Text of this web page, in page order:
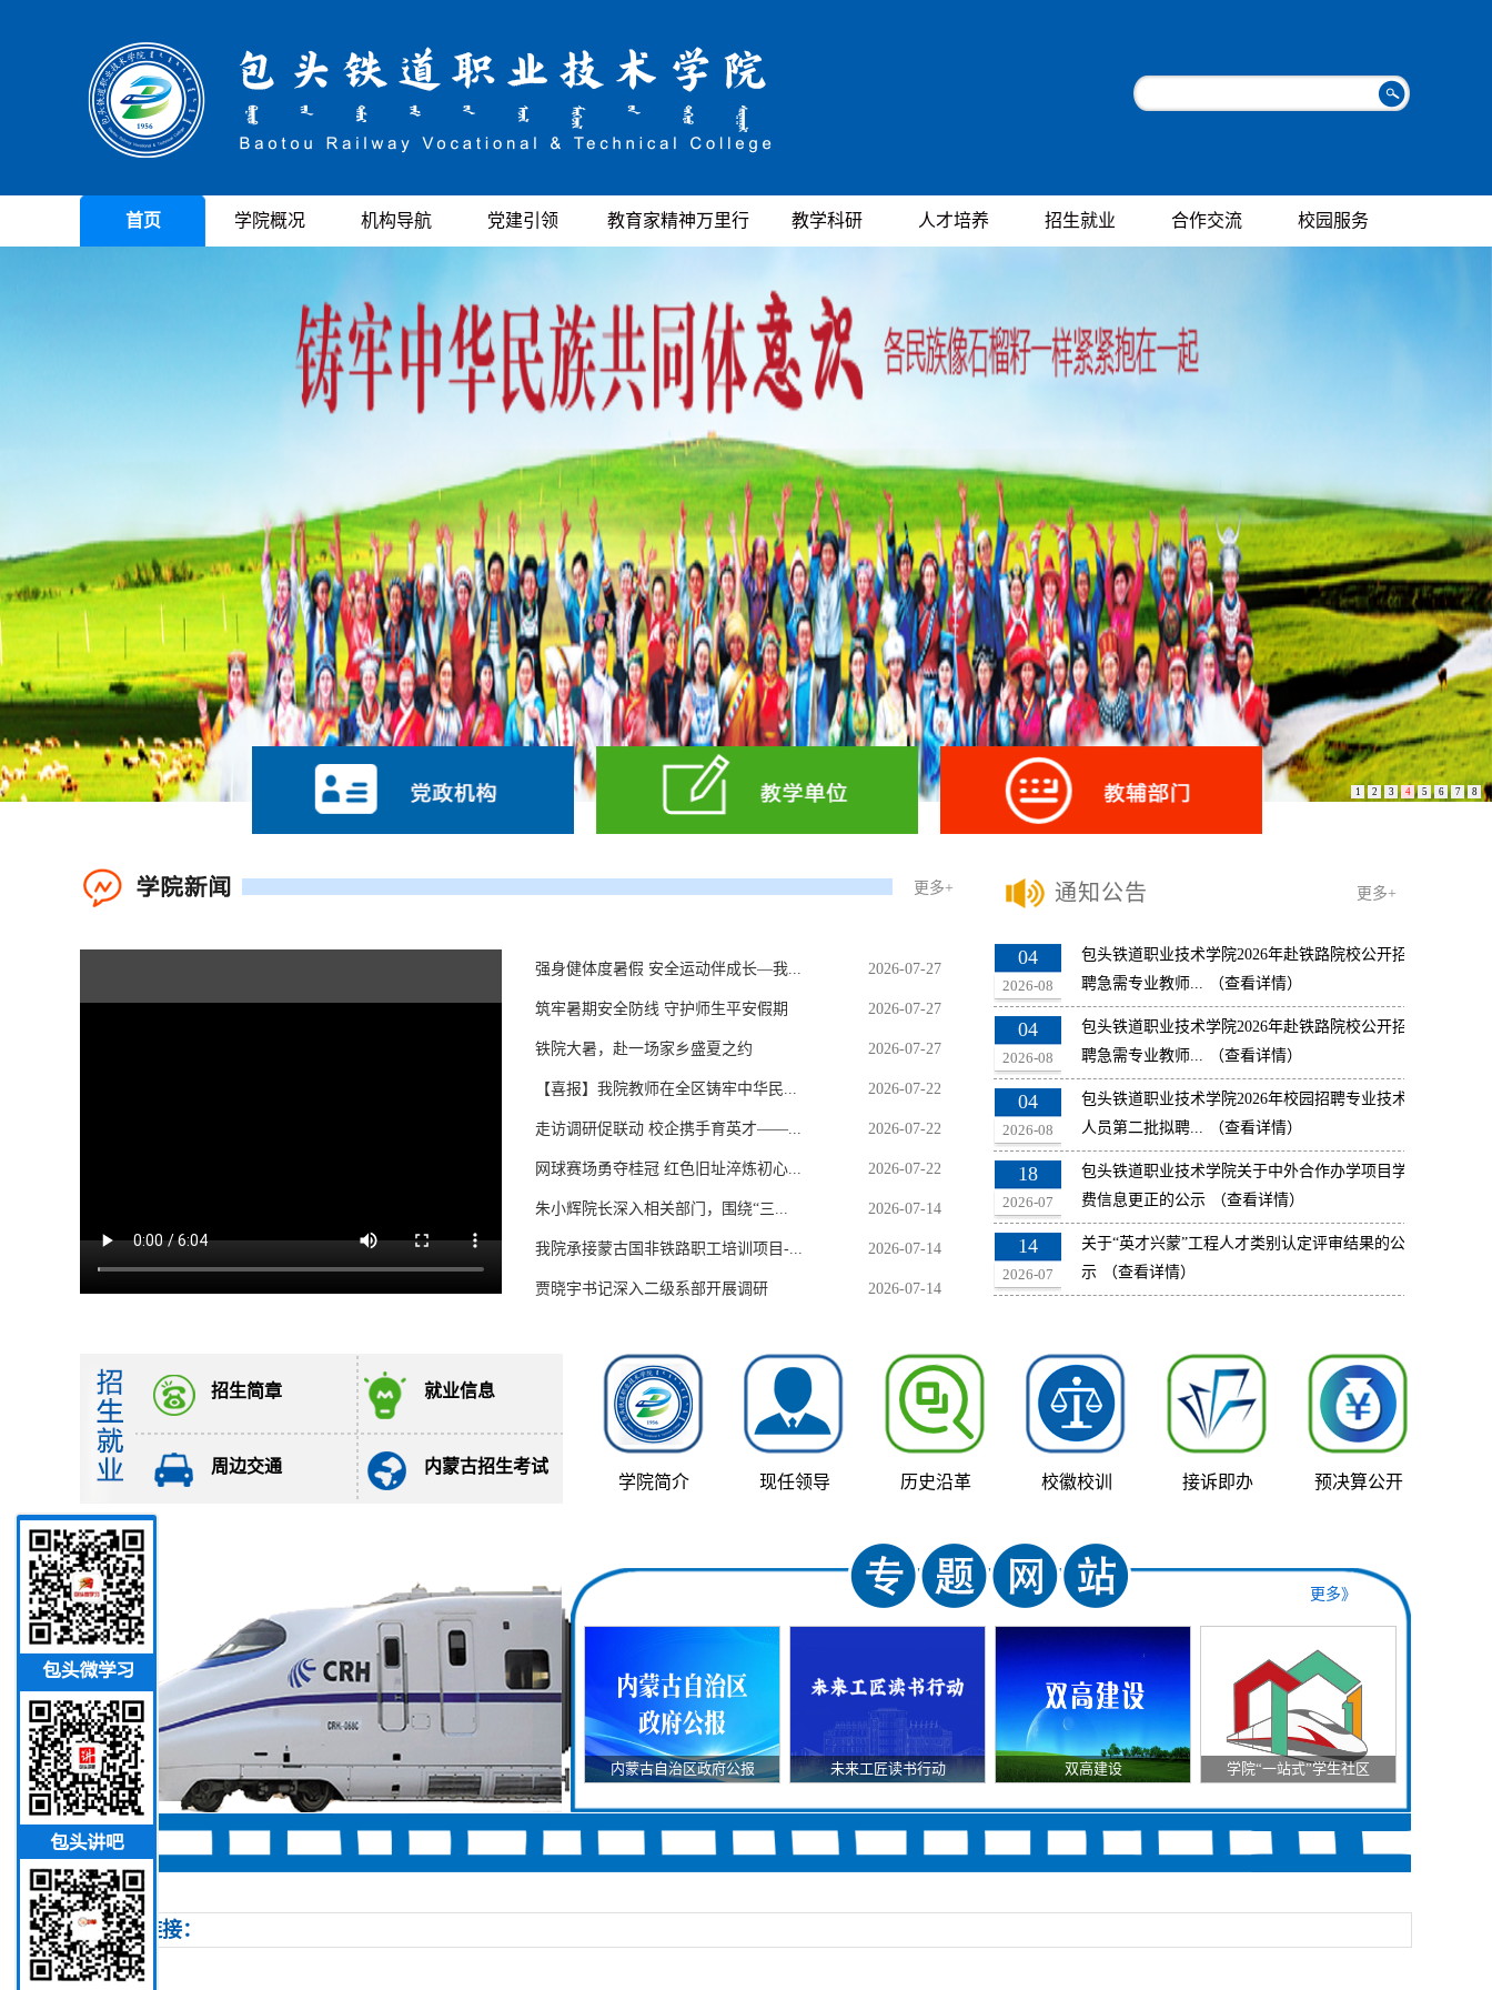
首页 学院概况 机构导航 党建引领 教育家精神万里行 教学科研 人才培养 招生就业 合作交流 校园服务
1 2 3 4 5 6 7 8
更多+
2026-07-27
强身健体度暑假 安全运动伴成长—我...
2026-07-27
筑牢暑期安全防线 守护师生平安假期
2026-07-27
铁院大暑，赴一场家乡盛夏之约
2026-07-22
【喜报】我院教师在全区铸牢中华民...
2026-07-22
走访调研促联动 校企携手育英才——...
2026-07-22
网球赛场勇夺桂冠 红色旧址淬炼初心...
2026-07-14
朱小辉院长深入相关部门，围绕“三...
2026-07-14
我院承接蒙古国非铁路职工培训项目-...
2026-07-14
贾晓宇书记深入二级系部开展调研
更多+
通知公告
04
2026-08
包头铁道职业技术学院2026年赴铁路院校公开招
聘急需专业教师...
（查看详情）
04
2026-08
包头铁道职业技术学院2026年赴铁路院校公开招
聘急需专业教师...
（查看详情）
04
2026-08
包头铁道职业技术学院2026年校园招聘专业技术
人员第二批拟聘...
（查看详情）
18
2026-07
包头铁道职业技术学院关于中外合作办学项目学
费信息更正的公示
（查看详情）
14
2026-07
关于“英才兴蒙”工程人才类别认定评审结果的公
示
（查看详情）
招生简章 就业信息
周边交通
内蒙古招生考试
学院简介
现任领导 历史沿革 校徽校训 接诉即办 预决算公开
更多》
内蒙古自治区政府公报 未来工匠读书行动 双高建设 学院“一站式”学生社区
友情链接：